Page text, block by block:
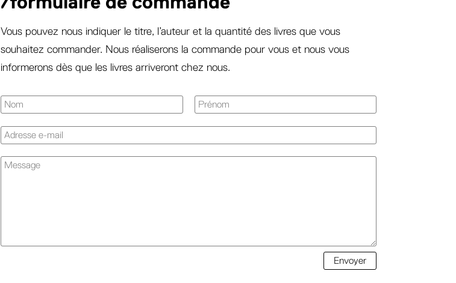
Vous pouvez nous indiquer le titre, l’auteur et la quantité des livres que vous
souhaitez commander. Nous réaliserons la commande pour vous et nous vous
informerons dès que les livres arriveront chez nous.
Envoyer